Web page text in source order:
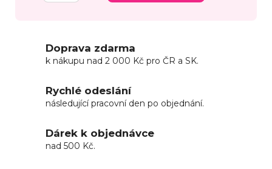
Doprava zdarma
k nákupu nad 2 000 Kč pro ČR a SK.
Rychlé odeslání
následující pracovní den po objednání.
Dárek k objednávce
nad 500 Kč.